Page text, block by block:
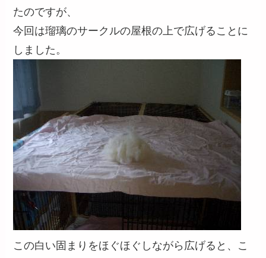
たのですが、
今回は瑠璃のサークルの屋根の上で広げることに
しました。
この白い固まりをほぐほぐしながら広げると、こ